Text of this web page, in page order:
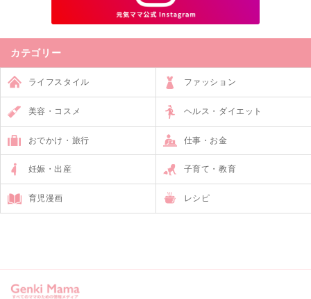
カテゴリー
ライフスタイル ファッション
美容・コスメ ヘルス・ダイエット
おでかけ・旅行 仕事・お金
妊娠・出産 子育て・教育
育児漫画 レシピ